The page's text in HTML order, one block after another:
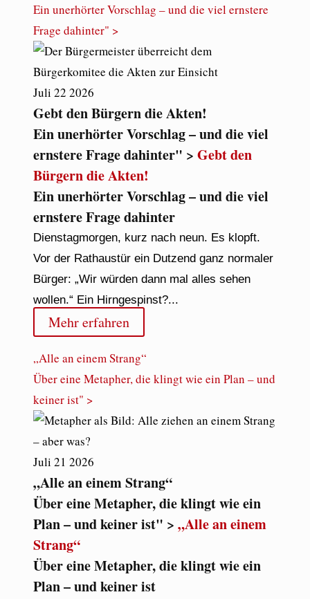
Ein unerhörter Vorschlag – und die viel ernstere
Frage dahinter" >
Juli 22 2026
Gebt den Bürgern die Akten!
Ein unerhörter Vorschlag – und die viel
ernstere Frage dahinter" > Gebt den
Bürgern die Akten!
Ein unerhörter Vorschlag – und die viel
ernstere Frage dahinter
Dienstagmorgen, kurz nach neun. Es klopft.
Vor der Rathaustür ein Dutzend ganz normaler
Bürger: „Wir würden dann mal alles sehen
wollen.“ Ein Hirngespinst?...
Mehr erfahren
„Alle an einem Strang“
Über eine Metapher, die klingt wie ein Plan – und
keiner ist" >
Juli 21 2026
„Alle an einem Strang“
Über eine Metapher, die klingt wie ein
Plan – und keiner ist" > „Alle an einem
Strang“
Über eine Metapher, die klingt wie ein
Plan – und keiner ist